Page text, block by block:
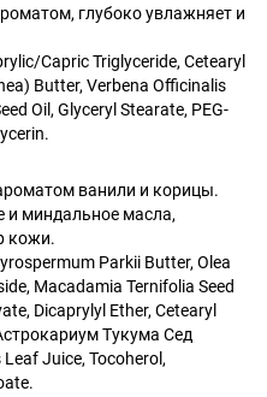
глубоко увлажняет и
Capric Triglyceride, Cetearyl
Butter, Verbena Officinalis
Oil, Glyceryl Stearate, PEG-
ванили и корицы.
и миндальное масла,
кожи.
Parkii Butter, Olea
Macadamia Ternifolia Seed
Dicaprylyl Ether, Cetearyl
Тукума Сед
Juice, Tocoherol,